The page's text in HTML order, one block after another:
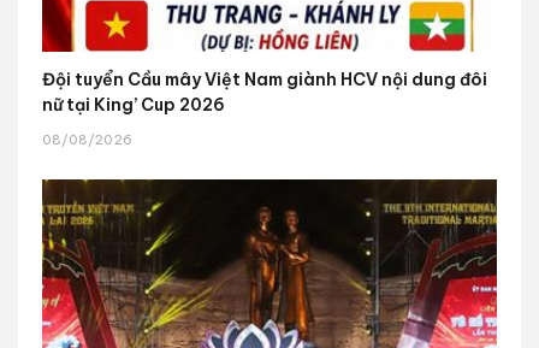
Đội tuyển Cầu mây Việt Nam giành HCV nội dung đôi
nữ tại King’ Cup 2026
08/08/2026